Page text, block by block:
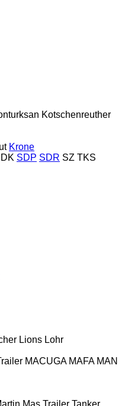
Kotschenreuther
Krone
SDP SDR SZ TKS
Lions Lohr
MACUGA MAFA MAN
Mas Trailer Tanker